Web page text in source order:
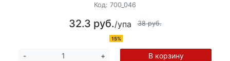
Код: 700_046
32.3 руб./упа 38 руб.
15%
- + В корзину